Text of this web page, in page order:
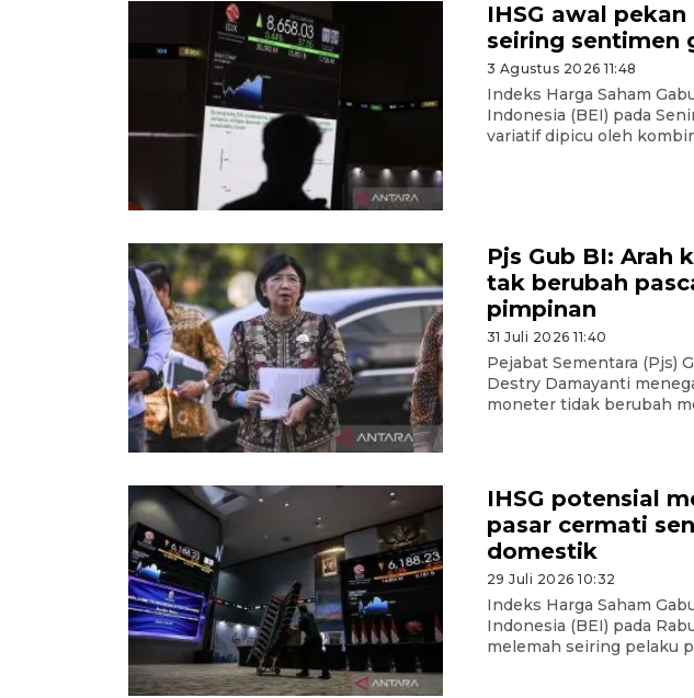
IHSG awal
seiring sentimen
3 Agustus 2026 11:48
Indeks Harga Saham
Indonesia (BEI) pada
variatif dipicu oleh
Pjs Gub BI: Arah
tak berubah
pimpinan
31 Juli 2026 11:40
Pejabat Sementara (Pjs)
Destry Damayanti
moneter tidak berubah
IHSG potensial
pasar cermati
domestik
29 Juli 2026 10:32
Indeks Harga Saham
Indonesia (BEI) pada
melemah seiring pelaku
Unjuk
Pasar
5 Mei 2026
Ambon
ruang